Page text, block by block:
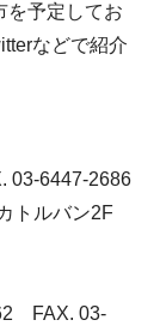
を予定してお
などで紹介
6447-2686
トルバン2F
FAX. 03-